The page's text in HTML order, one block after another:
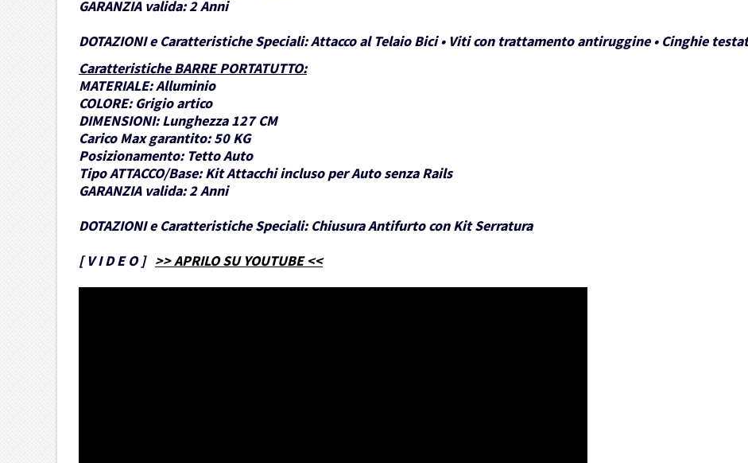
GARANZIA valida:2 Anni
DOTAZIONI e Caratteristiche Speciali:Attacco al Telaio Bici • Viti con trattamento antiruggine • Cinghie
Caratteristiche BARRE PORTATUTTO:
MATERIALE:Alluminio
COLORE: Grigio artico
DIMENSIONI: Lunghezza 127 CM
Carico Max garantito: 50 KG
Posizionamento: Tetto Auto
Tipo ATTACCO/Base: Kit Attacchi incluso per Auto senza Rails
GARANZIA valida:2 Anni
DOTAZIONI e Caratteristiche Speciali: Chiusura Antifurto con Kit Serratura
[V I D E O] >> APRILO SU YOUTUBE <<